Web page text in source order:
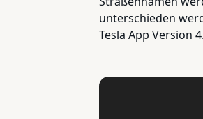
unterschieden
Tesla App Version